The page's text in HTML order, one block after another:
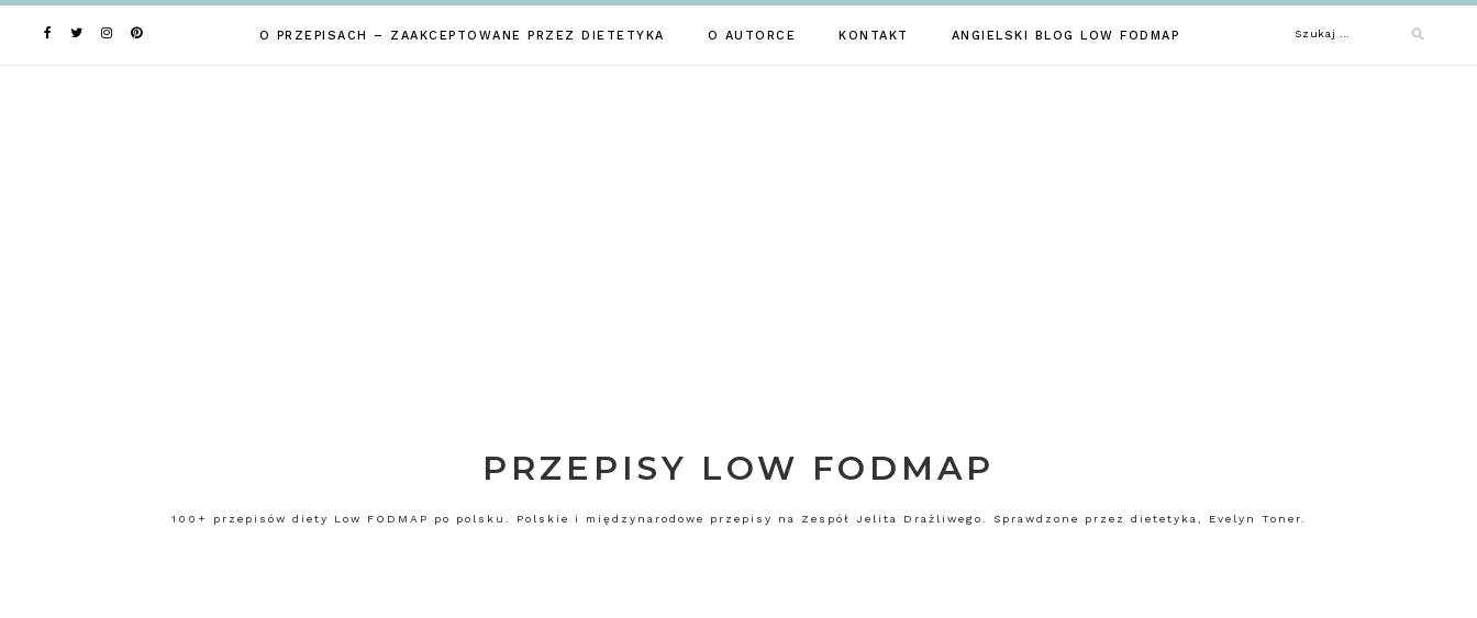
O PRZEPISACH – ZAAKCEPTOWANE PRZEZ DIETETYKA O AUTORCE KONTAKT ANGIELSKI BLOG LOW FODMAP Szukaj:
PRZEPISY LOW FODMAP
100+ przepisów diety Low FODMAP po polsku. Polskie i międzynarodowe przepisy na Zespół Jelita Drażliwego. Sprawdzone przez dietetyka, Evelyn Toner.